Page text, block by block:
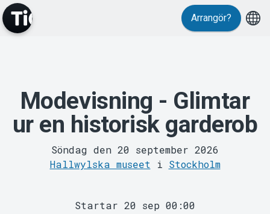
Evenemang
MyTickster
Arrangör?
Modevisning - Glimtar
ur en historisk garderob
Söndag den 20 september 2026
Hallwylska museet i Stockholm
Startar 20 sep 00:00